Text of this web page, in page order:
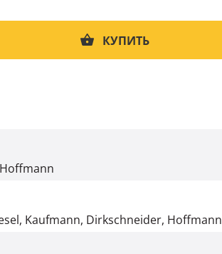
КУПИТЬ
Kaufmann, Dirkschneider, Hoffmann